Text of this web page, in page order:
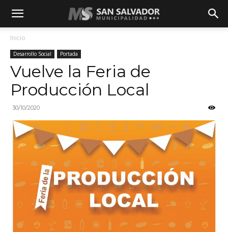
Inicio
Desarrollo Social Portada
Vuelve la Feria de
Producción Local
30/10/2020